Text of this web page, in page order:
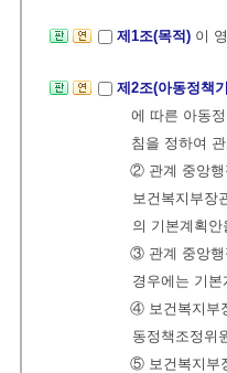
제1조(목적) 이
제2조(아동정책
에 따른 아동
침을 정하여
② 관계 중앙행
보건복지부장
의 기본계획
③ 관계 중앙행
경우에는 기
④ 보건복지부
동정책조정위
⑤ 보건복지부